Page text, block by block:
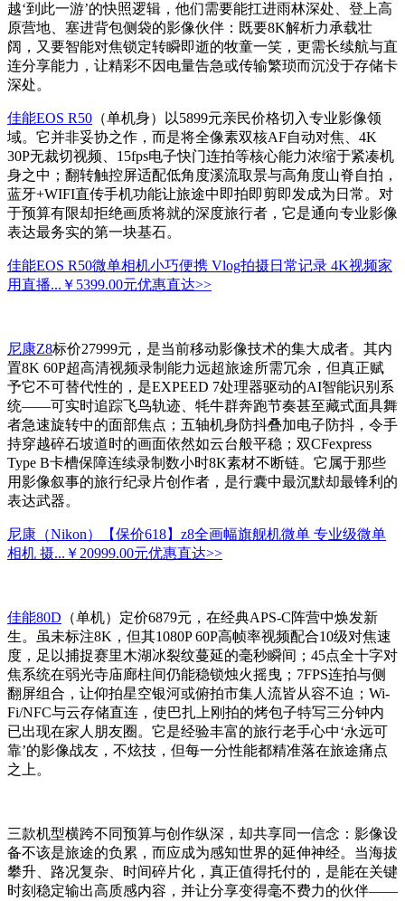
越‘到此一游’的快照逻辑，他们需要能扛进雨林深处、登上高
原营地、塞进背包侧袋的影像伙伴：既要8K解析力承载壮
阔，又要智能对焦锁定转瞬即逝的牧童一笑，更需长续航与直
连分享能力，让精彩不因电量告急或传输繁琐而沉没于存储卡
深处。
佳能EOS R50 （单机身）以5899元亲民价格切入专业影像领
域。它并非妥协之作，而是将全像素双核AF自动对焦、4K
30P无裁切视频、15fps电子快门连拍等核心能力浓缩于紧凑机
身之中；翻转触控屏适配低角度溪流取景与高角度山脊自拍，
蓝牙+WIFI直传手机功能让旅途中即拍即剪即发成为日常。对
于预算有限却拒绝画质将就的深度旅行者，它是通向专业影像
表达最务实的第一块基石。
佳能EOS R50微单相机小巧便携 Vlog拍摄日常记录 4K视频家
用直播... ￥5399.00元优惠直达>>
尼康Z8标价27999元，是当前移动影像技术的集大成者。其内
置8K 60P超高清视频录制能力远超旅途所需冗余，但真正赋
予它不可替代性的，是EXPEED 7处理器驱动的AI智能识别系
统——可实时追踪飞鸟轨迹、牦牛群奔跑节奏甚至藏式面具舞
者急速旋转中的面部焦点；五轴机身防抖叠加电子防抖，令手
持穿越碎石坡道时的画面依然如云台般平稳；双CFexpress
Type B卡槽保障连续录制数小时8K素材不断链。它属于那些
用影像叙事的旅行纪录片创作者，是行囊中最沉默却最锋利的
表达武器。
尼康（Nikon）【保价618】z8全画幅旗舰机微单 专业级微单
相机 摄... ￥20999.00元优惠直达>>
佳能80D （单机）定价6879元，在经典APS-C阵营中焕发新
生。虽未标注8K，但其1080P 60P高帧率视频配合10级对焦速
度，足以捕捉赛里木湖冰裂纹蔓延的毫秒瞬间；45点全十字对
焦系统在弱光寺庙廊柱间仍能稳锁烛火摇曳；7FPS连拍与侧
翻屏组合，让仰拍星空银河或俯拍市集人流皆从容不迫；Wi-
Fi/NFC与云存储直连，使巴扎上刚拍的烤包子特写三分钟内
已出现在家人朋友圈。它是经验丰富的旅行老手心中‘永远可
靠’的影像战友，不炫技，但每一分性能都精准落在旅途痛点
之上。
三款机型横跨不同预算与创作纵深，却共享同一信念：影像设
备不该是旅途的负累，而应成为感知世界的延伸神经。当海拔
攀升、路况复杂、时间碎片化，真正值得托付的，是能在关键
时刻稳定输出高质感内容，并让分享变得毫不费力的伙伴——